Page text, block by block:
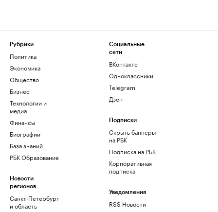
Рубрики
Политика
Экономика
Общество
Бизнес
Технологии и
медиа
Финансы
Биографии
База знаний
РБК Образование
Новости
регионов
Санкт-Петербург
и область
Социальные
сети
ВКонтакте
Одноклассники
Telegram
Дзен
Подписки
Скрыть баннеры
на РБК
Подписка на РБК
Корпоративная
подписка
Уведомления
RSS Новости